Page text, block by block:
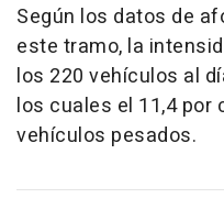
Según los datos de
este tramo, la
los 220 vehículos al
los cuales el 11,4 por
vehículos pesados.